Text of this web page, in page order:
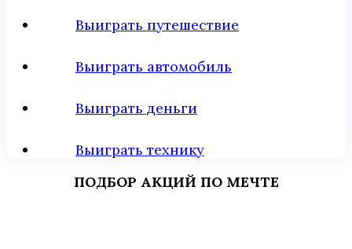
Выиграть путешествие
Выиграть автомобиль
Выиграть деньги
Выиграть технику
ПОДБОР АКЦИЙ ПО МЕЧТЕ